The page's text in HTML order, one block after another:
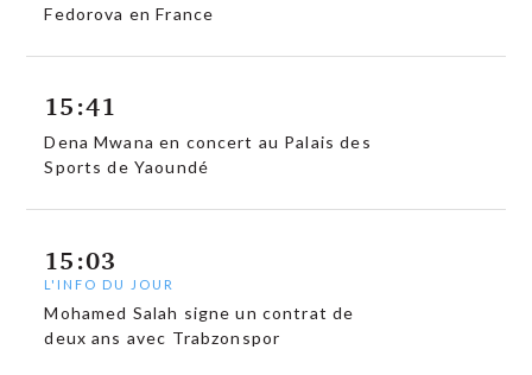
Fedorova en France
15:41
Dena Mwana en concert au Palais des
Sports de Yaoundé
15:03
L'INFO DU JOUR
Mohamed Salah signe un contrat de
deux ans avec Trabzonspor